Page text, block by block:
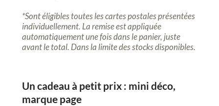
*Sont éligibles toutes les cartes postales présentées
individuellement. La remise est appliquée
automatiquement une fois dans le panier, juste
avant le total. Dans la limite des stocks disponibles.
Un cadeau à petit prix : mini déco,
marque page